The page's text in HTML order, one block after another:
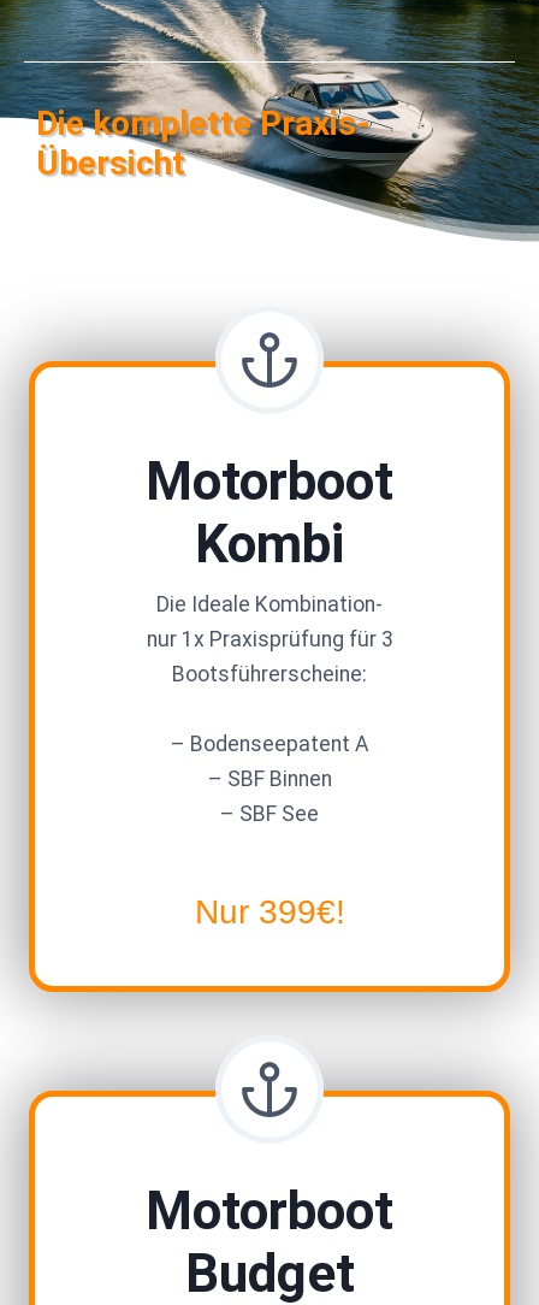
Die komplette Praxis-
Übersicht
Motorboot
Kombi
Die Ideale Kombination-
nur 1x Praxisprüfung für 3
Bootsführerscheine:
– Bodenseepatent A
– SBF Binnen
– SBF See
Nur 399€!
Motorboot
Budget